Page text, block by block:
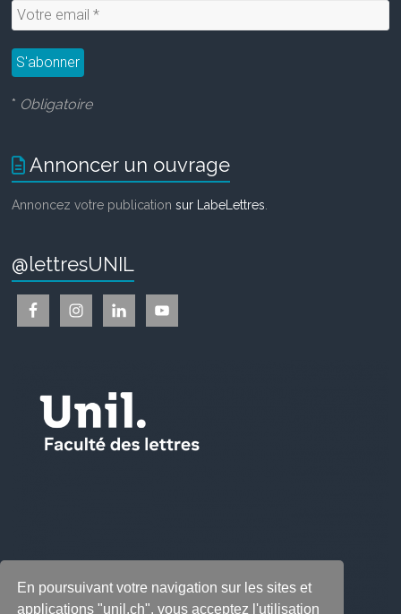
En poursuivant votre navigation sur les sites et
applications "unil.ch", vous acceptez l'utilisation
* Obligatoire
Annoncer un ouvrage
Annoncez votre publicationsur LabeLettres
@lettresUNIL